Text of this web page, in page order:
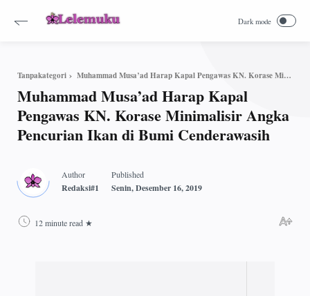
Tanpakategori Muhammad Musa’ad Harap Kapal Pengawas KN. Korase Minimalisir Angka Pencurian Ikan di Bumi Cenderawasih
Muhammad Musa’ad Harap Kapal
Pengawas KN. Korase Minimalisir Angka
Pencurian Ikan di Bumi Cenderawasih
12 minute read